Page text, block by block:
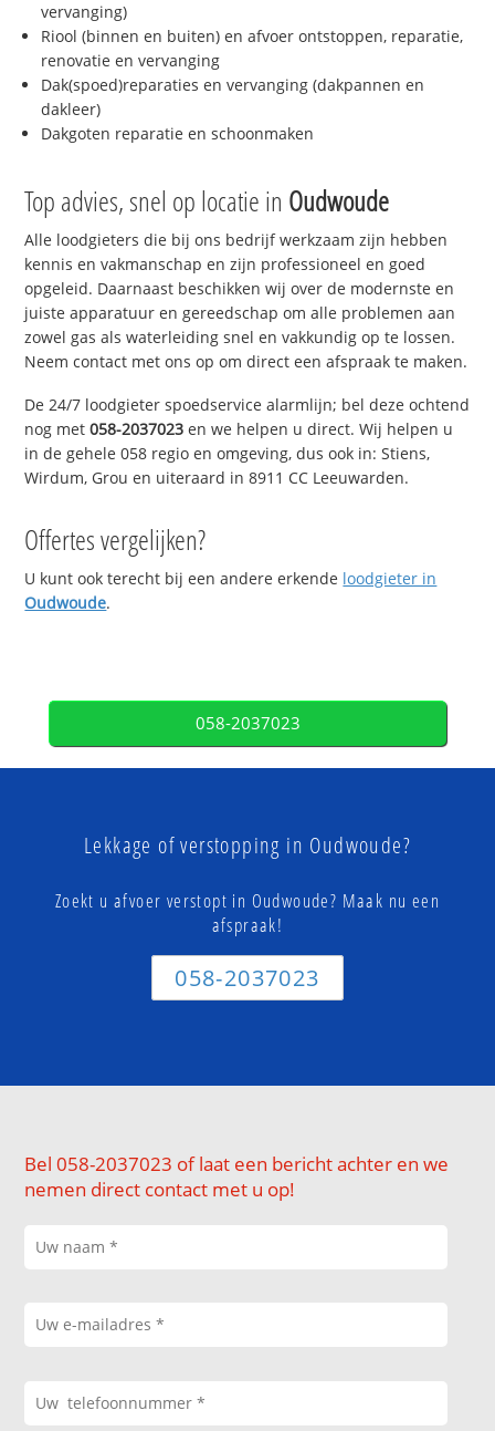
vervanging)
Riool (binnen en buiten) en afvoer ontstoppen, reparatie,
renovatie en vervanging
Dak(spoed)reparaties en vervanging (dakpannen en
dakleer)
Dakgoten reparatie en schoonmaken
Top advies, snel op locatie in Oudwoude
Alle loodgieters die bij ons bedrijf werkzaam zijn hebben
kennis en vakmanschap en zijn professioneel en goed
opgeleid. Daarnaast beschikken wij over de modernste en
juiste apparatuur en gereedschap om alle problemen aan
zowel gas als waterleiding snel en vakkundig op te lossen.
Neem contact met ons op om direct een afspraak te maken.
De 24/7 loodgieter spoedservice alarmlijn; bel deze ochtend
nog met058-2037023 en we helpen u direct. Wij helpen u
in de gehele 058 regio en omgeving, dus ook in: Stiens,
Wirdum, Grou en uiteraard in 8911 CC Leeuwarden.
Offertes vergelijken?
U kunt ook terecht bij een andere erkende loodgieter in
Oudwoude.
058-2037023
Lekkage of verstopping in Oudwoude?
Zoekt u afvoer verstopt in Oudwoude? Maak nu een
afspraak!
058-2037023
Bel 058-2037023 of laat een bericht achter en we
nemen direct contact met u op!